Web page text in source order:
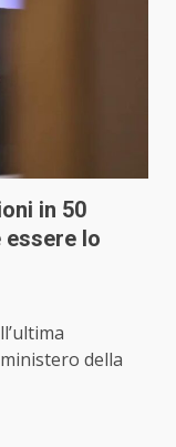
in 50
essere lo
della